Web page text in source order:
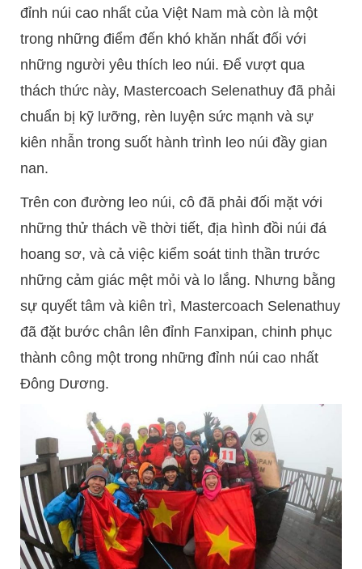
đỉnh núi cao nhất của Việt Nam mà còn là một
trong những điểm đến khó khăn nhất đối với
những người yêu thích leo núi. Để vượt qua
thách thức này, Mastercoach Selenathuy đã phải
chuẩn bị kỹ lưỡng, rèn luyện sức mạnh và sự
kiên nhẫn trong suốt hành trình leo núi đầy gian
nan.
Trên con đường leo núi, cô đã phải đối mặt với
những thử thách về thời tiết, địa hình đồi núi đá
hoang sơ, và cả việc kiểm soát tinh thần trước
những cảm giác mệt mỏi và lo lắng. Nhưng bằng
sự quyết tâm và kiên trì, Mastercoach Selenathuy
đã đặt bước chân lên đỉnh Fanxipan, chinh phục
thành công một trong những đỉnh núi cao nhất
Đông Dương.